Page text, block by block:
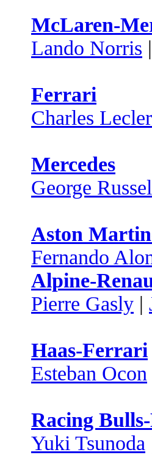
McLaren-
Lando Norris |
Ferrari
Charles
Mercedes
George
Aston
Fernando
Alpine-
Pierre Gasly |
Haas-Ferrari
Esteban Ocon
Racing
Yuki Tsunoda